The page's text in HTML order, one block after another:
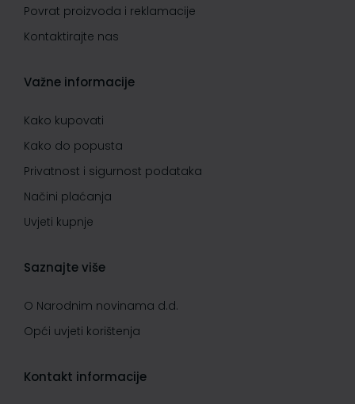
Povrat proizvoda i reklamacije
Kontaktirajte nas
Važne informacije
Kako kupovati
Kako do popusta
Privatnost i sigurnost podataka
Načini plaćanja
Uvjeti kupnje
Saznajte više
O Narodnim novinama d.d.
Opći uvjeti korištenja
Kontakt informacije